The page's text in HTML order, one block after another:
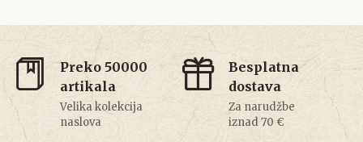
Preko 50000
artikala
Velika kolekcija
naslova
Besplatna
dostava
Za narudžbe
iznad 70 €